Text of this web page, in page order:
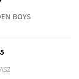
BOYS